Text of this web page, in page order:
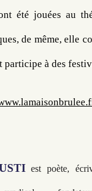
été jouées au
de même, elle
participe à des
est poète,